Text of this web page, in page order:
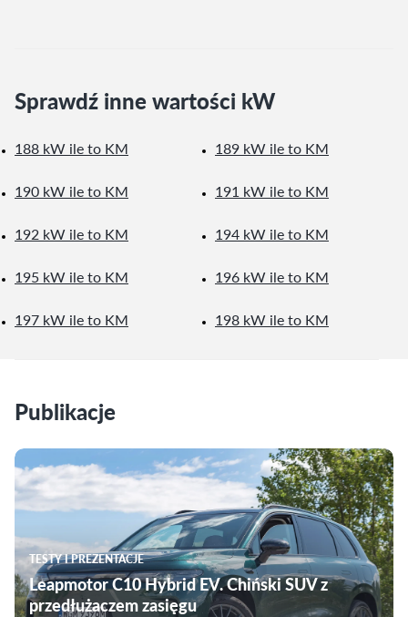
Sprawdź inne wartości kW
188 kW ile to KM 189 kW ile to KM
190 kW ile to KM 191 kW ile to KM
192 kW ile to KM 194 kW ile to KM
195 kW ile to KM 196 kW ile to KM
197 kW ile to KM 198 kW ile to KM
Publikacje
TESTY I PREZENTACJE
Leapmotor C10 Hybrid EV. Chiński SUV z
przedłużaczem zasięgu